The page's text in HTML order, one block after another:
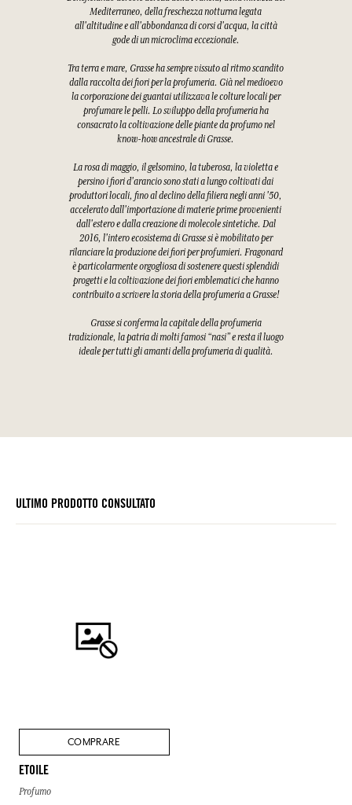
Mediterraneo, della freschezza notturna legata
all'altitudine e all'abbondanza di corsi d'acqua, la città
gode di un microclima eccezionale.
Tra terra e mare, Grasse ha sempre vissuto al ritmo scandito
dalla raccolta dei fiori per la profumeria. Già nel medioevo
la corporazione dei guantai utilizzava le colture locali per
profumare le pelli. Lo sviluppo della profumeria ha
consacrato la coltivazione delle piante da profumo nel
know-how ancestrale di Grasse.
La rosa di maggio, il gelsomino, la tuberosa, la violetta e
persino i fiori d'arancio sono stati a lungo coltivati dai
produttori locali, fino al declino della filiera negli anni '50,
accelerato dall'importazione di materie prime provenienti
dall'estero e dalla creazione di molecole sintetiche. Dal
2016, l'intero ecosistema di Grasse si è mobilitato per
rilanciare la produzione dei fiori per profumieri. Fragonard
è particolarmente orgogliosa di sostenere questi splendidi
progetti e la coltivazione dei fiori emblematici che hanno
contribuito a scrivere la storia della profumeria a Grasse!
Grasse si conferma la capitale della profumeria
tradizionale, la patria di molti famosi “nasi” e resta il luogo
ideale per tutti gli amanti della profumeria di qualità.
ULTIMO PRODOTTO CONSULTATO
COMPRARE
ETOILE
Profumo